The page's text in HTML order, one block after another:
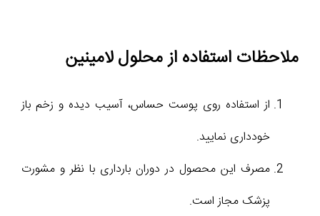
ملاحظات استفاده از محلول لامینین
از استفاده روی پوست حساس، آسیب دیده و زخم باز
خودداری نمایید.
مصرف این محصول در دوران بارداری با نظر و مشورت
پزشک مجاز است.